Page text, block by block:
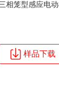
相笼型感应电
样品下载